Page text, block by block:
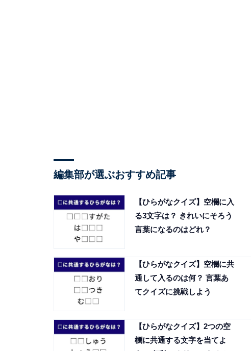
編集部が選ぶおすすめ記事
【ひらがなクイズ】空欄に入
る3文字は？ きれいにそろう
言葉になるのはどれ？
【ひらがなクイズ】空欄に共
通して入るのは何？ 言葉あ
てクイズに挑戦しよう
【ひらがなクイズ】2つの空
欄に共通する文字を当てよ